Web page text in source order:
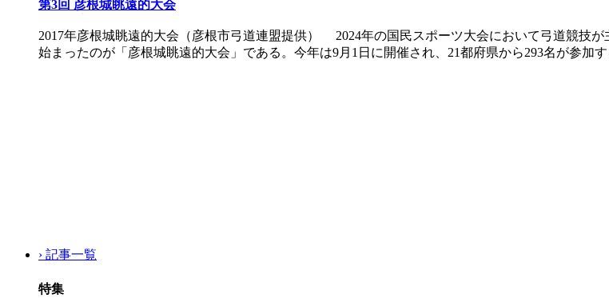
第3回 彦根城眺遠的大会
2017年彦根城眺遠的大会（彦根市弓道連盟提供） 2024年の国民スポーツ大会において弓道競技
始まったのが「彦根城眺遠的大会」である。今年は9月1日に開催され、21都府県から293名が参
› 記事一覧
特集